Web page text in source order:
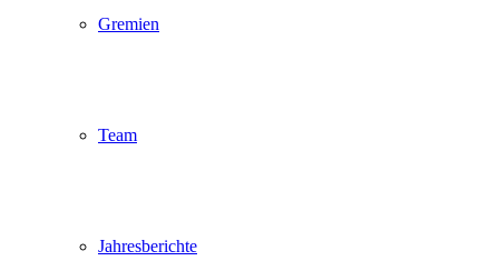
Gremien
Team
Jahresberichte